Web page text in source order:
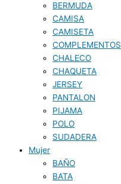
BERMUDA
CAMISA
CAMISETA
COMPLEMENTOS
CHALECO
CHAQUETA
JERSEY
PANTALON
PIJAMA
POLO
SUDADERA
Mujer
BAÑO
BATA